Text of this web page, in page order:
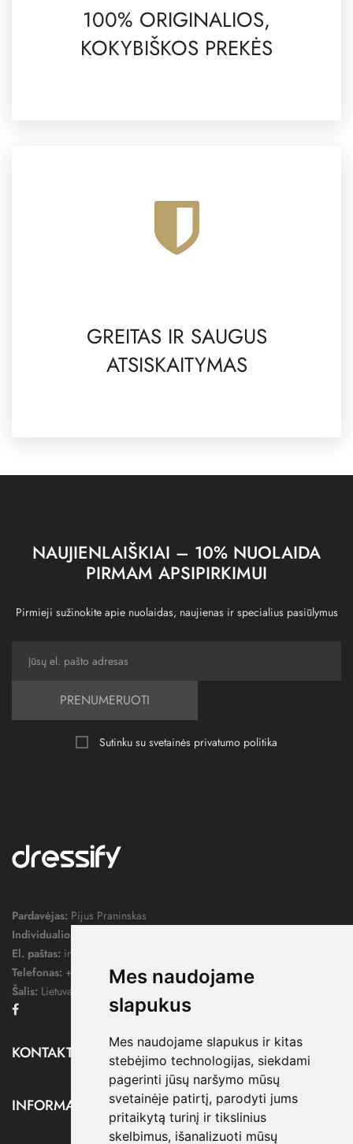
Mes naudojame
slapukus
Mes naudojame slapukus ir kitas
stebėjimo technologijas, siekdami
pagerinti jūsų naršymo mūsų
svetainėje patirtį, parodyti jums
pritaikytą turinį ir tikslinius
skelbimus, išanalizuoti mūsų
100% ORIGINALIOS,
KOKYBIŠKOS PREKĖS
GREITAS IR SAUGUS
ATSISKAITYMAS
NAUJIENLAIŠKIAI – 10% NUOLAIDA
PIRMAM APSIPIRKIMUI
Pirmieji sužinokite apie nuolaidas, naujienas ir specialius pasiūlymus
PRENUMERUOTI
Sutinku su svetainės privatumo politika
Pardavėjas: Pijus Praninskas
Individualios veiklos pažymos nr.:
El. paštas: info@dressify.lt
Telefonas: +370 676 78578
Šalis: Lietuva
KONTAKTAI
INFORMACIJA